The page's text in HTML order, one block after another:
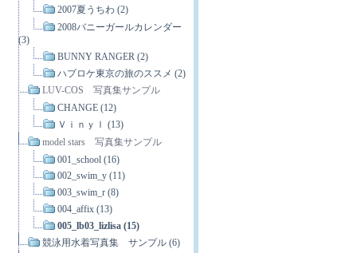
2007夏うちわ (2)
2008バニーガールカレンダー
(3)
BUNNY RANGER (2)
ハプロケ東京の旅のススメ (2)
LUV-COS 写真集サンプル
CHANGE (12)
Ｖｉｎｙｌ (13)
model stars 写真集サンプル
001_school (16)
002_swim_y (11)
003_swim_r (8)
004_affix (13)
005_lb03_lizlisa (15)
競泳用水着写真集 サンプル (6)